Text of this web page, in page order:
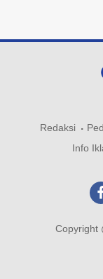
Redaksi
Info
Copyright